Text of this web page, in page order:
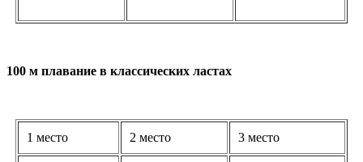
100 м плавание в классических ластах
1 место 2 место 3 место